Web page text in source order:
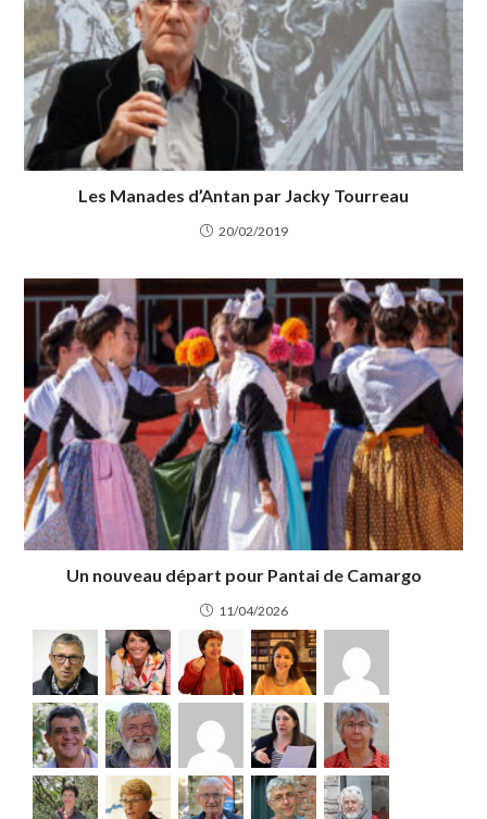
Les Manades d’Antan par Jacky Tourreau
20/02/2019
Un nouveau départ pour Pantai de Camargo
11/04/2026